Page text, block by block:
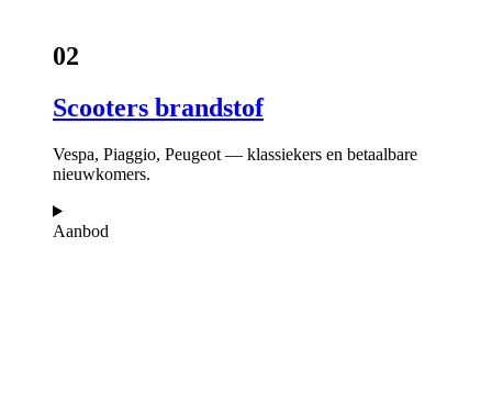
02
Scooters brandstof
Vespa, Piaggio, Peugeot — klassiekers en betaalbare
nieuwkomers.
Aanbod